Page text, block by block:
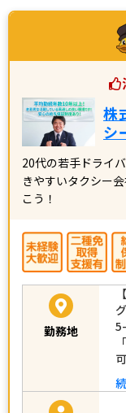
株
シ
20代の若手ドライ
きやすいタクシー
こう！
勤務地